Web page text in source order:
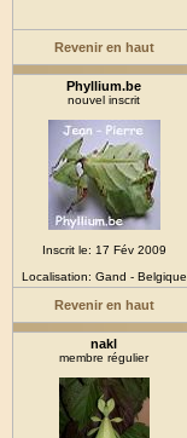
Revenir en haut
Phyllium.be
nouvel inscrit
Inscrit le: 17 Fév 2009
Localisation: Gand - Belgique
Revenir en haut
nakl
membre régulier